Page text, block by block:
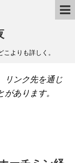
よりも詳しく。
リンク先を通じ
あります。